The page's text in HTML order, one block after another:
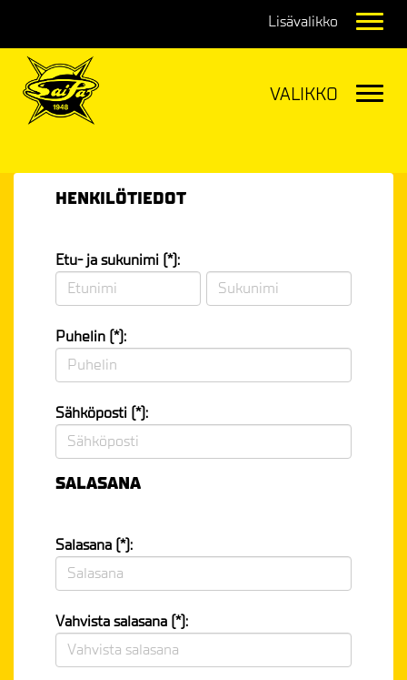
HENKILÖTIEDOT
Etu- ja sukunimi (*):
Puhelin (*):
Sähköposti (*):
SALASANA
Salasana (*):
Vahvista salasana (*):